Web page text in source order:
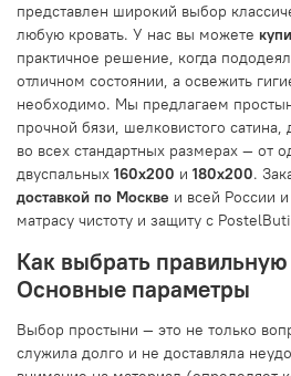
представлен широкий выбор
любую кровать. У нас вы можете
практичное решение, когда
отличном состоянии, а освежить
необходимо. Мы предлагаем
прочной бязи, шелковистого
во всех стандартных размерах — от
двуспальных 160x200 и 180x200.
доставкой по Москве и всей России
матрасу чистоту и защиту с
Как выбрать
Основные параметры
Выбор простыни — это не только
служила долго и не доставляла